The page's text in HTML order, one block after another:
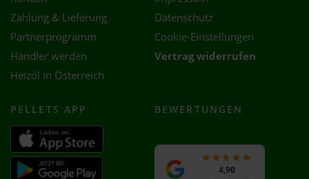
Zahlung & Lieferung
Partnerprogramm
Händler werden
Heizöl in Österreich
Datenschutz
Cookie-Einstellungen
Vertrag widerrufen
PELLETS APP BEWERTUNGEN
4,90